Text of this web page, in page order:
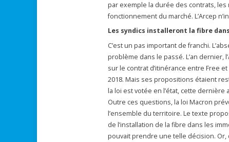
par exemple la durée des contrats,
fonctionnement du marché. L’Arcep
Les syndics installeront la fibre
C’est un pas important de franchi.
problème dans le passé. L’an dernier,
sur le contrat d’itinérance entre Free
2018. Mais ses propositions étaient
la loi est votée en l’état, cette
Outre ces questions, la loi Macron
l’ensemble du territoire. Le texte
de l’installation de la fibre dans les
pouvait prendre une telle décision.